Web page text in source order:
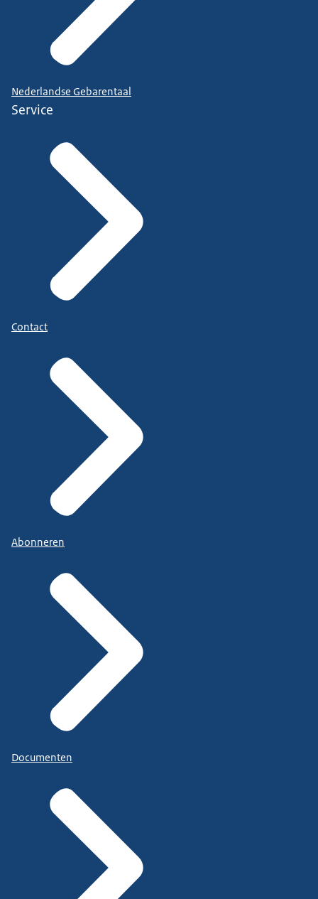
Nederlandse Gebarentaal
Service
Contact
Abonneren
Documenten